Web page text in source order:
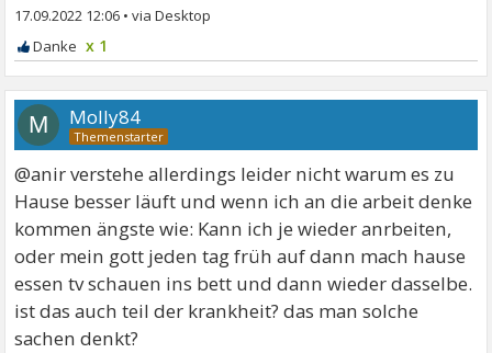
17.09.2022 12:06 •
x 1
M Molly84
@anir verstehe allerdings leider nicht warum es zu
Hause besser läuft und wenn ich an die arbeit denke
kommen ängste wie: Kann ich je wieder anrbeiten,
oder mein gott jeden tag früh auf dann mach hause
essen tv schauen ins bett und dann wieder dasselbe.
ist das auch teil der krankheit? das man solche
sachen denkt?